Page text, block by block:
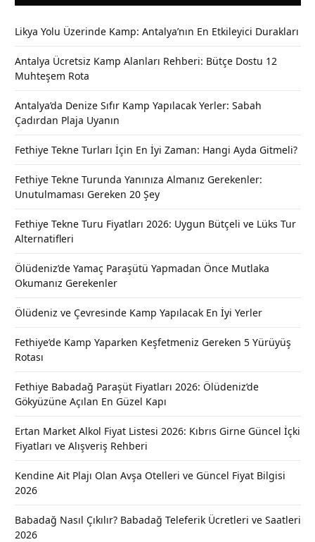
Likya Yolu Üzerinde Kamp: Antalya’nın En Etkileyici Durakları
Antalya Ücretsiz Kamp Alanları Rehberi: Bütçe Dostu 12
Muhteşem Rota
Antalya’da Denize Sıfır Kamp Yapılacak Yerler: Sabah
Çadırdan Plaja Uyanın
Fethiye Tekne Turları İçin En İyi Zaman: Hangi Ayda Gitmeli?
Fethiye Tekne Turunda Yanınıza Almanız Gerekenler:
Unutulmaması Gereken 20 Şey
Fethiye Tekne Turu Fiyatları 2026: Uygun Bütçeli ve Lüks Tur
Alternatifleri
Ölüdeniz’de Yamaç Paraşütü Yapmadan Önce Mutlaka
Okumanız Gerekenler
Ölüdeniz ve Çevresinde Kamp Yapılacak En İyi Yerler
Fethiye’de Kamp Yaparken Keşfetmeniz Gereken 5 Yürüyüş
Rotası
Fethiye Babadağ Paraşüt Fiyatları 2026: Ölüdeniz’de
Gökyüzüne Açılan En Güzel Kapı
Ertan Market Alkol Fiyat Listesi 2026: Kıbrıs Girne Güncel İçki
Fiyatları ve Alışveriş Rehberi
Kendine Ait Plajı Olan Avşa Otelleri ve Güncel Fiyat Bilgisi
2026
Babadağ Nasıl Çıkılır? Babadağ Teleferik Ücretleri ve Saatleri
2026